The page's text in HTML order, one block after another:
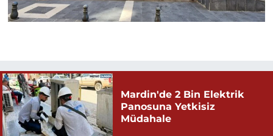
Mardin'de 2 Bin Elektrik
Panosuna Yetkisiz
Müdahale